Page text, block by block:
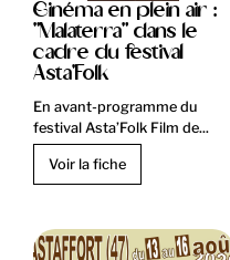
Cinéma en plein air :
"Malaterra" dans le
cadre du festival
Asta'Folk
En avant-programme du
festival Asta’Folk Film de...
Voir la fiche